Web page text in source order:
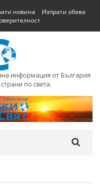
новина
Изпрати обява
информация от България
по света.